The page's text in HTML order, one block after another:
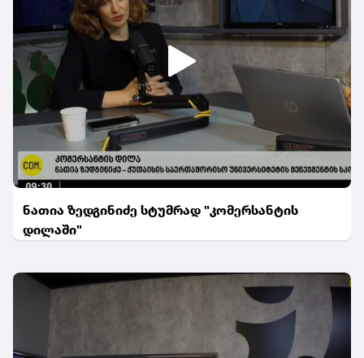
ნათია ზედგინიძე სტუმრად "კომერსანტის
დილაში"